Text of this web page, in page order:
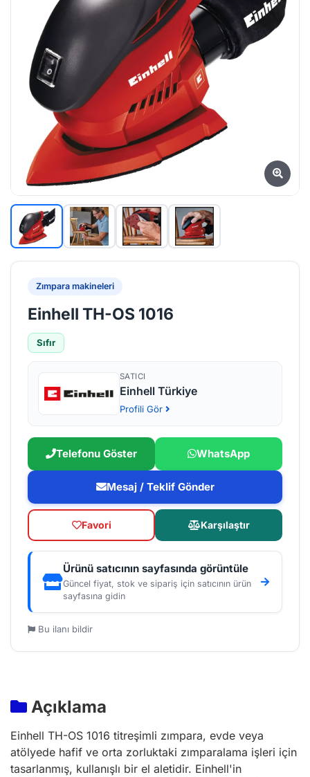
Zımpara makineleri
Einhell TH-OS 1016
Sıfır
SATICI
Einhell Türkiye
Profili Gör
Telefonu Göster WhatsApp
Mesaj / Teklif Gönder
Favori Karşılaştır
Ürünü satıcının sayfasında görüntüle
Güncel fiyat, stok ve sipariş için satıcının ürün
sayfasına gidin
Bu ilanı bildir
Açıklama
Einhell TH-OS 1016 titreşimli zımpara, evde veya
atölyede hafif ve orta zorluktaki zımparalama işleri için
tasarlanmış, kullanışlı bir el aletidir. Einhell'in